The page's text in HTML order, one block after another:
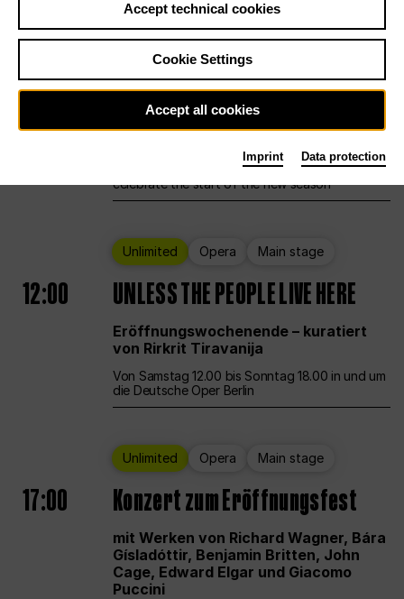
Sat29.8.
Ballet Main stage Staatsballett Berlin
12:00 Eröffnungswochenende
Deutsche Oper Berlin opens its doors to
celebrate the start of the new season
Unlimited Opera Main stage
12:00 UNLESS THE PEOPLE LIVE HERE
Eröffnungswochenende – kuratiert
von Rirkrit Tiravanija
Von Samstag 12.00 bis Sonntag 18.00 in und um
die Deutsche Oper Berlin
Unlimited Opera Main stage
17:00 Konzert zum Eröffnungsfest
mit Werken von Richard Wagner, Bára
Gísladóttir, Benjamin Britten, John
Cage, Edward Elgar und Giacomo
Puccini
Accept technical cookies
Cookie Settings
Accept all cookies
Imprint Data protection